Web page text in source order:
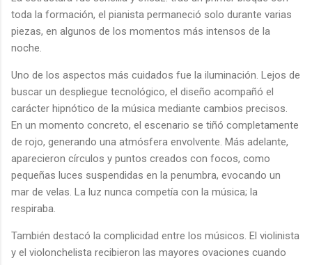
toda la formación, el pianista permaneció solo durante varias
piezas, en algunos de los momentos más intensos de la
noche.
Uno de los aspectos más cuidados fue la iluminación. Lejos de
buscar un despliegue tecnológico, el diseño acompañó el
carácter hipnótico de la música mediante cambios precisos.
En un momento concreto, el escenario se tiñó completamente
de rojo, generando una atmósfera envolvente. Más adelante,
aparecieron círculos y puntos creados con focos, como
pequeñas luces suspendidas en la penumbra, evocando un
mar de velas. La luz nunca competía con la música; la
respiraba.
También destacó la complicidad entre los músicos. El violinista
y el violonchelista recibieron las mayores ovaciones cuando